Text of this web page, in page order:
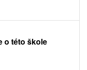
o této škole